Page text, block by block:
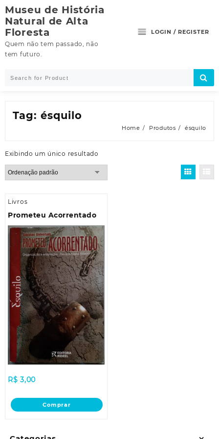
Skip
to
content
Museu de História
Natural de Alta
Floresta
Quem não tem passado, não
tem futuro.
LOGIN / REGISTER
Tag: ésquilo
Home Produtos ésquilo
Exibindo um único resultado
Livros
Prometeu Acorrentado
R$ 3,00
Comprar